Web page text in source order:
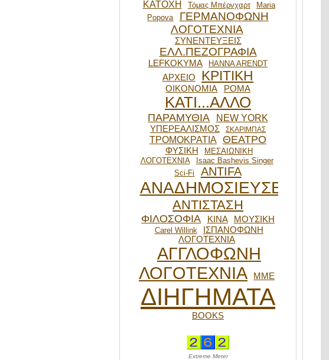
ΚΑΤΟΧΗ Τόμας Μπέρνχαρτ
Maria
Popova
ΓΕΡΜΑΝΟΦΩΝΗ
ΛΟΓΟΤΕΧΝΙΑ
ΣΥΝΕΝΤΕΥΞΕΙΣ
ΕΛΛ.ΠΕΖΟΓΡΑΦΙΑ
LEFKOKYMA HANNA ARENDT
ΑΡΧΕΙΟ ΚΡΙΤΙΚΗ
ΟΙΚΟΝΟΜΙΑ ΡΟΜΑ
ΚΑΤΙ...ΑΛΛΟ
ΠΑΡΑΜΥΘΙΑ NEW YORK
ΥΠΕΡΕΑΛΙΣΜΟΣ ΣΚΑΡΙΜΠΑΣ
ΤΡΟΜΟΚΡΑΤΙΑ ΘΕΑΤΡΟ
ΦΥΣΙΚΗ
ΜΕΣΑΙΩΝΙΚΗ
ΛΟΓΟΤΕΧΝΙΑ
Isaac Bashevis Singer
Sci-Fi
ANTIFA
ΑΝΑΔΗΜΟΣΙΕΥΣΕΙΣ
ΑΝΤΙΣΤΑΣΗ
ΦΙΛΟΣΟΦΙΑ ΚΙΝΑ ΜΟΥΣΙΚΗ
Carel Willink
ΙΣΠΑΝΟΦΩΝΗ
ΛΟΓΟΤΕΧΝΙΑ
ΑΓΓΛΟΦΩΝΗ
ΛΟΓΟΤΕΧΝΙΑ
ΜΜΕ
ΔΙΗΓΗΜΑΤΑ
BOOKS
Extreme Meter